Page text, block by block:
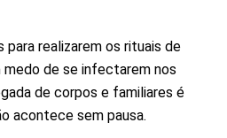
para realizarem os rituais de
de se infectarem nos
de corpos e familiares é
acontece sem pausa.